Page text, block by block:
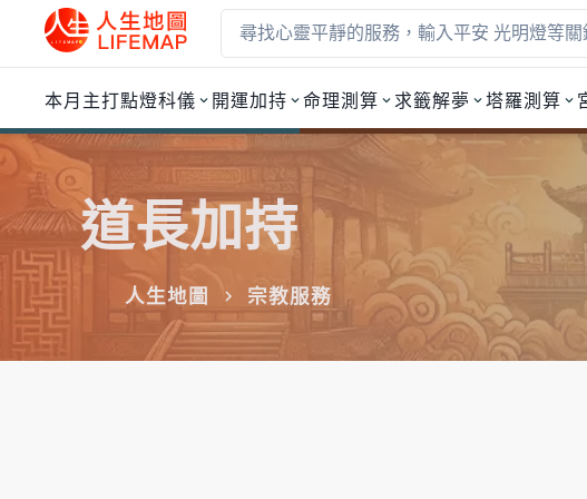
本月主打點燈科儀 開運加持 命理測算 求籤解夢 塔羅測算
道長加持
人生地圖 宗教服務